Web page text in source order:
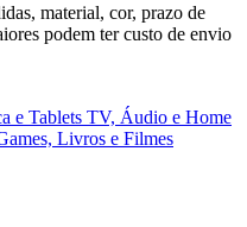
material, cor, prazo de
podem ter custo de envio
e Tablets TV, Áudio e Home
Livros e Filmes